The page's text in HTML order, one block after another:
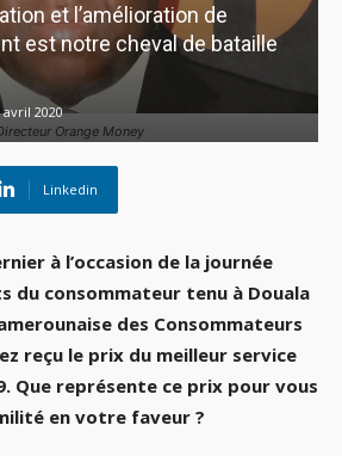
Orange Money
et l’amélioration de
est notre cheval de bataille
avril 2020
Linkedin
à l’occasion de la journée
du consommateur tenu à Douala
des Consommateurs
reçu le prix du meilleur service
Que représente ce prix pour vous
en votre faveur ?